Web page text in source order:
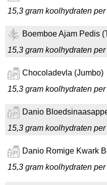
15,3 gram koolhydraten per
Boemboe Ajam Pedis
15,3 gram koolhydraten per
Chocoladevla (Jumbo)
15,3 gram koolhydraten per
Danio
15,3 gram koolhydraten per
Danio Romige Kwark
15,3 gram koolhydraten per